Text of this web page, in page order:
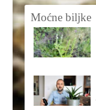
Moćne biljke